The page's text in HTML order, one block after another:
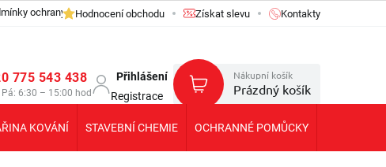
ochrany osobních údajů GDPR
Hodnocení obchodu Získat slevu Kontakty
775 543 438
6:30 – 15:00 hod
Přihlášení
Registrace
Nákupní košík
Prázdný košík
KOVÁNÍ STAVEBNÍ CHEMIE OCHRANNÉ POMŮCKY